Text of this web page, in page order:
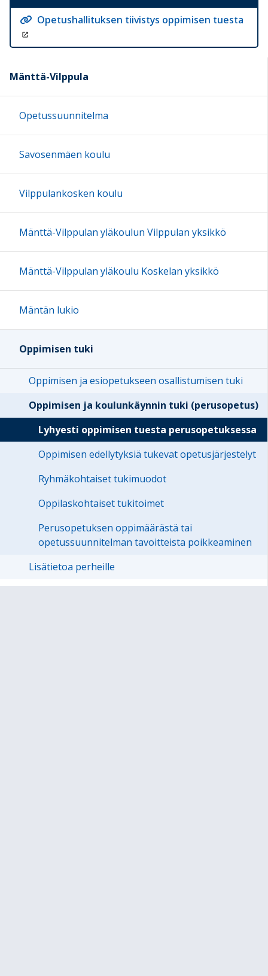
Opetushallituksen tiivistys oppimisen tuesta
Mänttä-Vilppula
Opetussuunnitelma
Savosenmäen koulu
Vilppulankosken koulu
Mänttä-Vilppulan yläkoulun Vilppulan yksikkö
Mänttä-Vilppulan yläkoulu Koskelan yksikkö
Mäntän lukio
Oppimisen tuki
Oppimisen ja esiopetukseen osallistumisen tuki
Oppimisen ja koulunkäynnin tuki (perusopetus)
Lyhyesti oppimisen tuesta perusopetuksessa
Oppimisen edellytyksiä tukevat opetusjärjestelyt
Ryhmäkohtaiset tukimuodot
Oppilaskohtaiset tukitoimet
Perusopetuksen oppimäärästä tai
opetussuunnitelman tavoitteista poikkeaminen
Lisätietoa perheille